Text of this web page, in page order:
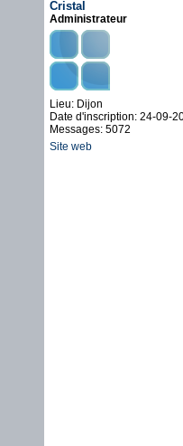
Cristal
Administrateur
Lieu: Dijon
Date d'inscription: 24-09-
Messages: 5072
Site web